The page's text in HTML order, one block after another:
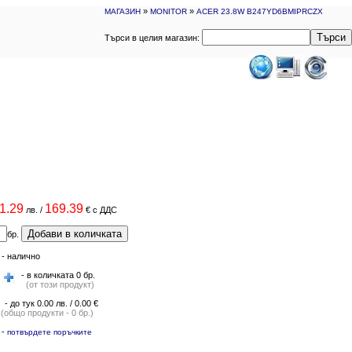
МАГАЗИН » MONITOR » ACER 23.8W B247YD6BMIPRCZX
Търси в целия магазин: Търси
лв. / 169.39 € с ДДС
бр. Добави в количката
- налично
- в количката 0 бр.
(от този продукт)
- до тук 0.00 лв. / 0.00 €
(общо продукти - 0 бр.)
- потвърдете поръчките